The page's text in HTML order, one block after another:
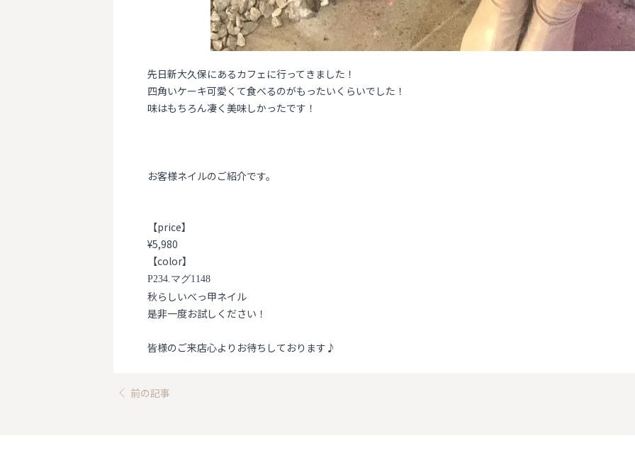
先日新大久保にあるカフェに行ってきました！
四角いケーキ可愛くて食べるのがもったいくらいでした！
味はもちろん凄く美味しかったです！
お客様ネイルのご紹介です。
【price】
¥5,980
【color】
P234.マグ1148
秋らしいべっ甲ネイル
是非一度お試しください！
皆様のご来店心よりお待ちしております♪
前の記事